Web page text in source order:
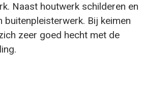
Naast houtwerk schilderen en
Bij keimen
zeer goed hecht met de